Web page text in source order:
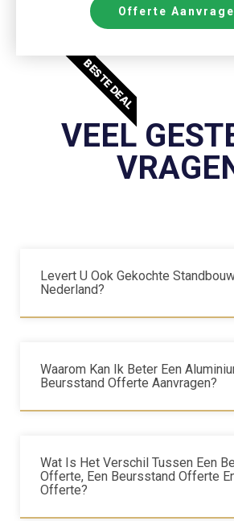
Offerte
BESTE DEAL
VEEL
Levert U Ook Gekochte
Nederland?
Waarom Kan Ik Beter Een
Beursstand Offerte Aanvragen?
Wat Is Het Verschil Tussen Een
Offerte, Een Beursstand Offerte
Offerte?